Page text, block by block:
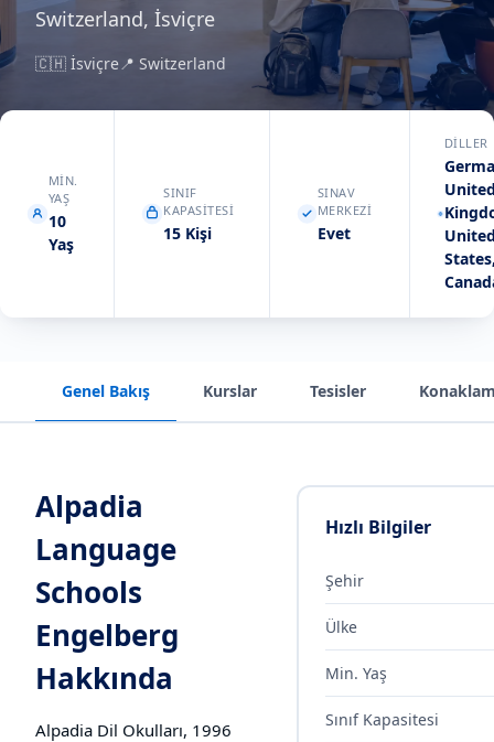
Switzerland, İsviçre
🇨🇭 İsviçre📍 Switzerland
MIN.
YAŞ
10
Yaş
SINIF
KAPASITESI
15 Kişi
SINAV
MERKEZI
Evet
DILLER
Genel Bakış Kurslar Tesisler
Alpadia
Language
Schools
Engelberg
Hakkında
Alpadia Dil Okulları, 1996
Hızlı Bilgiler
Şehir
Ülke
Min. Yaş
Sınıf Kapasitesi